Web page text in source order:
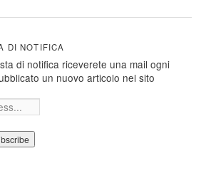
DI NOTIFICA
di notifica riceverete una mail ogni
un nuovo articolo nel sito